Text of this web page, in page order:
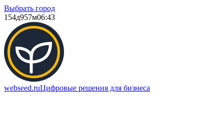
Выбрать город
154д957м06:43
webseed.ruЦифровые решения для бизнеса